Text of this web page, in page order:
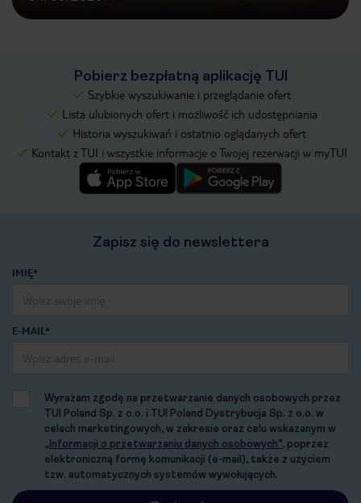
Pobierz bezpłatną aplikację TUI
Szybkie wyszukiwanie i przeglądanie ofert
Lista ulubionych ofert i możliwość ich udostępniania
Historia wyszukiwań i ostatnio oglądanych ofert
Kontakt z TUI i wszystkie informacje o Twojej rezerwacji w myTUI
Zapisz się do newslettera
IMIĘ*
E-MAIL*
Wyrażam zgodę na przetwarzanie danych osobowych przez
TUI Poland Sp. z o.o. i TUI Poland Dystrybucja Sp. z o.o. w
celach marketingowych, w zakresie oraz celu wskazanym w
„Informacji o przetwarzaniu danych osobowych”, poprzez
elektroniczną formę komunikacji (e-mail), także z użyciem
tzw. automatycznych systemów wywołujących.